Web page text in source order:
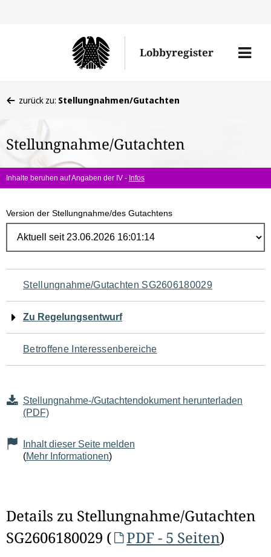
Lobbyregister
Menü
befinden
hier:
zurück zu: Stellungnahmen/Gutachten
Stellungnahme/Gutachten
Inhalte beruhen auf Angaben der IV - Infos
Version der Stellungnahme/des Gutachtens
Navigation
für
den
Seiteninhalt
Stellungnahme/Gutachten SG2606180029
Zu Regelungsentwurf
Betroffene Interessenbereiche
Stellungnahme-/Gutachtendokument herunterladen
(PDF)
Inhalt dieser Seite melden
(Mehr Informationen)
Details zu Stellungnahme/Gutachten
SG2606180029 (
PDF - 5 Seiten)